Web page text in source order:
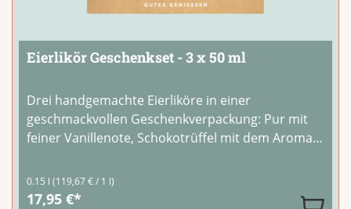
Eierlikör Geschenkset - 3 x 50 ml
Drei handgemachte Eierliköre in einer
geschmackvollen Geschenkverpackung: Pur mit
feiner Vanillenote, Schokotrüffel mit dem Aroma
Frische. Jede Sorte überzeugt durch ihre
einzigartige Cremigkeit und wird aus erlesenen
0.15 l (119,67 € / 1 l)
17,95 €*